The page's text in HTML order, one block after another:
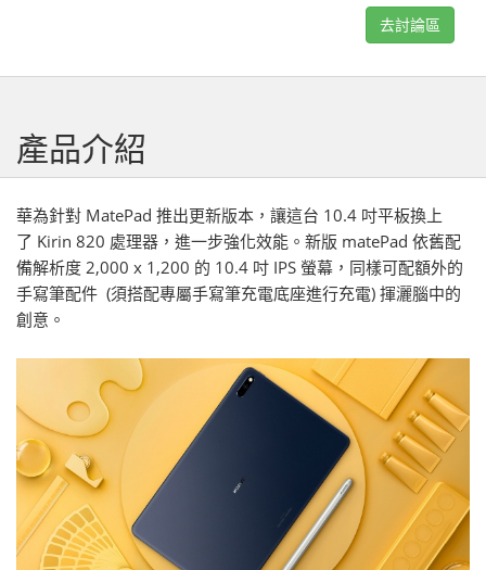
去討論區
產品介紹
華為針對 MatePad 推出更新版本，讓這台 10.4 吋平板換上
了 Kirin 820 處理器，進一步強化效能。新版 matePad 依舊配
備解析度 2,000 x 1,200 的 10.4 吋 IPS 螢幕，同樣可配額外的
手寫筆配件 (須搭配專屬手寫筆充電底座進行充電) 揮灑腦中的
創意。